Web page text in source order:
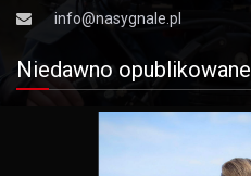
info@nasygnale.pl
Niedawno opublikowane